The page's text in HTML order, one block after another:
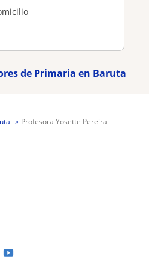
de Primaria en Baruta
Profesora Yosette Pereira